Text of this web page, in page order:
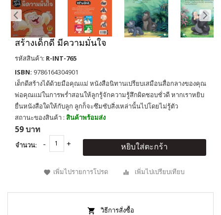
สร้างเด็กดี มีความมั่นใจ
รหัสสินค้า: R-INT-765
ISBN: 9786164304901
เด็กดีสร้างได้ด้วยมือคุณแม่ หนังสือนิทานเปรียบเสมือนสื่อกลางของคุณ
พ่อคุณแม่ในการพร่ำสอนให้ลูกรู้จักความรู้สึกผิดชอบชั่วดี หากเราหยิบ
ยื่นหนังสือใดให้กับลูก ลูกก็จะซึมซับสิ่งเหล่านั้นไปโดยไม่รู้ตัว
สถานะของสินค้า : สินค้าพร้อมส่ง
59 บาท
จำนวน: หยิบใส่ตะกร้า
เพิ่มไปรายการโปรด เพิ่มไปเปรียบเทียบ
วิธีการสั่งซื้อ